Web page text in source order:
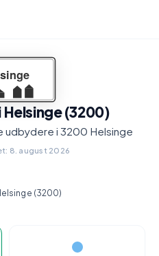
(3200)
udbydere i 3200 Helsinge
8. august 2026
(3200)